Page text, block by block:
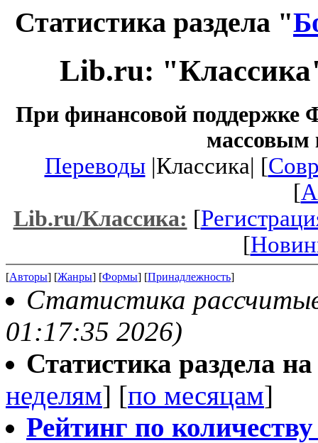
Статистика раздела "
Lib.ru:
При финансовой поддержке
массовым
Переводы|Классика| [
[
Lib.ru/Классика: [
[
[Авторы] [Жанры] [Формы] [Принадлежность]
Статистика
01:17:35 2026)
Статистика раздела
неделям] [по месяцам]
Рейтинг по